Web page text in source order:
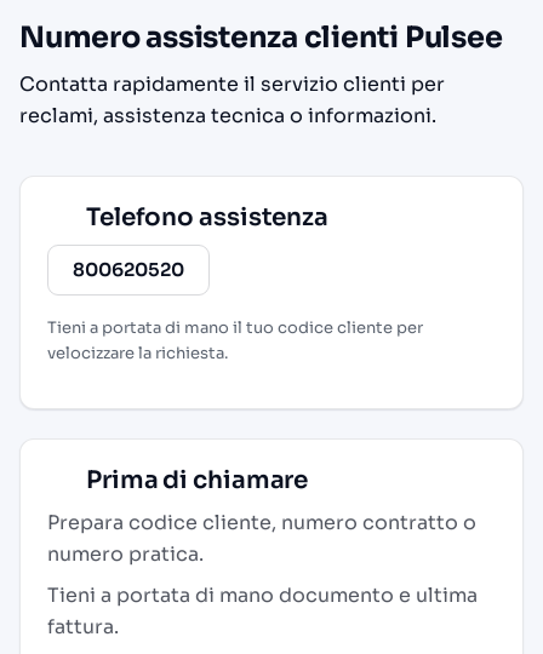
Numero assistenza clienti Pulsee
Contatta rapidamente il servizio clienti per
reclami, assistenza tecnica o informazioni.
Telefono assistenza
800620520
Tieni a portata di mano il tuo codice cliente per
velocizzare la richiesta.
Prima di chiamare
Prepara codice cliente, numero contratto o
numero pratica.
Tieni a portata di mano documento e ultima
fattura.